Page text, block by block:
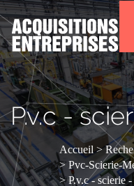
P.v.c -
Accueil
Pvc-Scierie-
P.v.c - scierie